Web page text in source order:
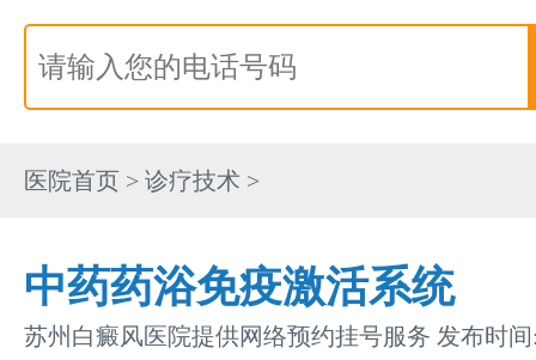
医院首页 > 诊疗技术 >
中药药浴免疫激活系统
苏州白癜风医院提供网络预约挂号服务 发布时间